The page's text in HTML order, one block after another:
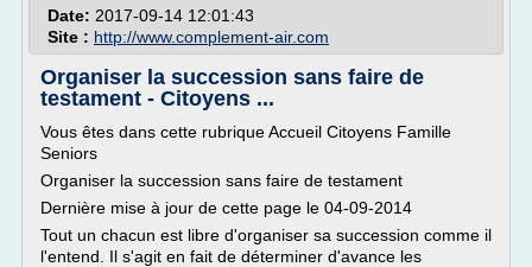
Date: 2017-09-14 12:01:43
Site : http://www.complement-air.com
Organiser la succession sans faire de
testament - Citoyens ...
Vous êtes dans cette rubrique Accueil Citoyens Famille
Seniors
Organiser la succession sans faire de testament
Dernière mise à jour de cette page le 04-09-2014
Tout un chacun est libre d'organiser sa succession comme il
l'entend. Il s'agit en fait de déterminer d'avance les